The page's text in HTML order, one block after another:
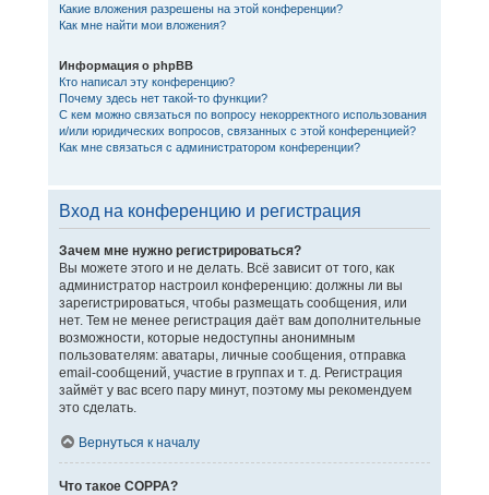
Какие вложения разрешены на этой конференции?
Как мне найти мои вложения?
Информация о phpBB
Кто написал эту конференцию?
Почему здесь нет такой-то функции?
С кем можно связаться по вопросу некорректного использования
и/или юридических вопросов, связанных с этой конференцией?
Как мне связаться с администратором конференции?
Вход на конференцию и регистрация
Зачем мне нужно регистрироваться?
Вы можете этого и не делать. Всё зависит от того, как
администратор настроил конференцию: должны ли вы
зарегистрироваться, чтобы размещать сообщения, или
нет. Тем не менее регистрация даёт вам дополнительные
возможности, которые недоступны анонимным
пользователям: аватары, личные сообщения, отправка
email-сообщений, участие в группах и т. д. Регистрация
займёт у вас всего пару минут, поэтому мы рекомендуем
это сделать.
Вернуться к началу
Что такое COPPA?